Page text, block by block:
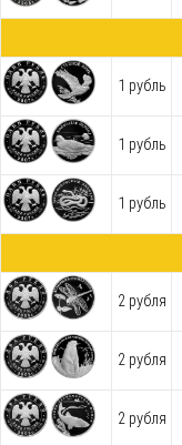
1 рубль
1 рубль
1 рубль
2 рубля
2 рубля
2 рубля